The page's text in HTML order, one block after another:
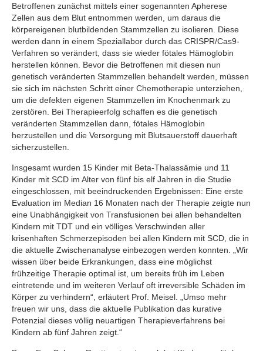
Betroffenen zunächst mittels einer sogenannten Apherese
Zellen aus dem Blut entnommen werden, um daraus die
körpereigenen blutbildenden Stammzellen zu isolieren. Diese
werden dann in einem Speziallabor durch das CRISPR/Cas9-
Verfahren so verändert, dass sie wieder fötales Hämoglobin
herstellen können. Bevor die Betroffenen mit diesen nun
genetisch veränderten Stammzellen behandelt werden, müssen
sie sich im nächsten Schritt einer Chemotherapie unterziehen,
um die defekten eigenen Stammzellen im Knochenmark zu
zerstören. Bei Therapieerfolg schaffen es die genetisch
veränderten Stammzellen dann, fötales Hämoglobin
herzustellen und die Versorgung mit Blutsauerstoff dauerhaft
sicherzustellen.
Insgesamt wurden 15 Kinder mit Beta-Thalassämie und 11
Kinder mit SCD im Alter von fünf bis elf Jahren in die Studie
eingeschlossen, mit beeindruckenden Ergebnissen: Eine erste
Evaluation im Median 16 Monaten nach der Therapie zeigte nun
eine Unabhängigkeit von Transfusionen bei allen behandelten
Kindern mit TDT und ein völliges Verschwinden aller
krisenhaften Schmerzepisoden bei allen Kindern mit SCD, die in
die aktuelle Zwischenanalyse einbezogen werden konnten. „Wir
wissen über beide Erkrankungen, dass eine möglichst
frühzeitige Therapie optimal ist, um bereits früh im Leben
eintretende und im weiteren Verlauf oft irreversible Schäden im
Körper zu verhindern“, erläutert Prof. Meisel. „Umso mehr
freuen wir uns, dass die aktuelle Publikation das kurative
Potenzial dieses völlig neuartigen Therapieverfahrens bei
Kindern ab fünf Jahren zeigt.“